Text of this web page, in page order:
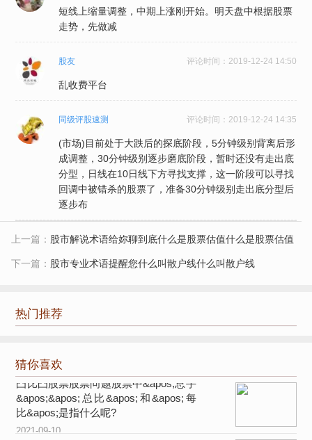
短线上缩量调整，中期上涨刚开始。明天盘中根据股票
走势，先做减
评论时间： 2019-12-24 14:50
股友
乱收费平台
评论时间： 2019-12-24 14:35
同级评股速测
(市场)目前处于大跌后的探底阶段，5分钟级别背离后形
成调整，30分钟级别逐步磨底阶段，暂时还没有走出底
分型，日线在10日线下方寻找支撑，这一阶段可以寻找
回调中被错杀的股票了，准备30分钟级别走出底分型后
逐步布
上一篇： 股市解说术语给妳聊到底什么是股票估值什么是股票估值
下一篇： 股市专业术语提醒您什么叫散户线什么叫散户线
热门推荐
猜你喜欢
凸比凸股票股票问题股票中&apos;总手
&apos;&apos;总比&apos;和&apos;每
比&apos;是指什么呢?
2021-09-10